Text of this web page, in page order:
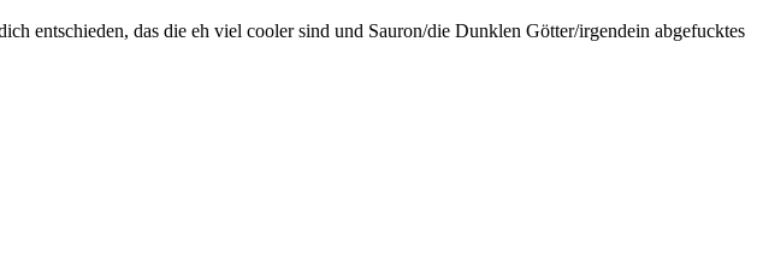
entschieden, das die eh viel cooler sind und Sauron/die Dunklen Götter/irgendein abgefucktes